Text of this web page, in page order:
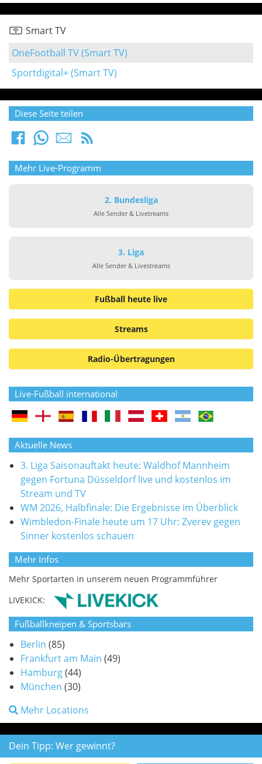
Smart TV
OneFootball TV (Smart TV)
Sportdigital+ (Smart TV)
Diese Seite teilen
Mehr Live-Programm
2. Bundesliga
Alle Sender & Livetreams
3. Liga
Alle Sender & Livestreams
Fußball heute live
Streams
Radio-Übertragungen
Live-Fußball international
Aktuelle News
3. Liga Saisonauftakt heute: Waldhof Mannheim
gegen Fortuna Düsseldorf live und kostenlos im
Stream und TV
WM 2026, Halbfinale: Die Ergebnisse im Überblick
Wimbledon-Finale heute um 17 Uhr: Zverev gegen
Sinner kostenlos schauen
Mehr Infos
Mehr Sportarten in unserem neuen Programmführer
LIVEKICK:
Fußballkneipen & Sportsbars
Berlin (85)
Frankfurt am Main (49)
Hamburg(44)
München (30)
Mehr Locations
Dein Tipp: Wer gewinnt?